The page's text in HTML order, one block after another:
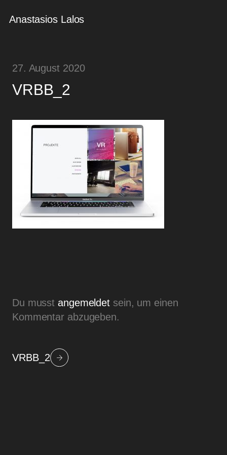
Anastasios Lalos
27. August 2020
VRBB_2
Du musstangemeldet sein, um einen
Kommentar abzugeben.
Beitragsnavigation
VRBB_2